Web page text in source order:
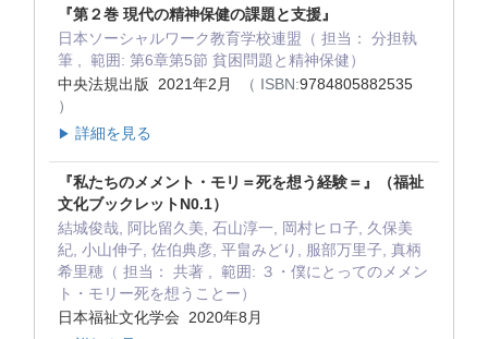
『第２巻 現代の精神保健の課題と支援』
日本ソーシャルワーク教育学校連盟（ 担当： 分担執
筆 , 範囲: 第6章第5節 貧困問題と精神保健）
中央法規出版 2021年2月
（ ISBN:9784805882535
）
▶ 詳細を見る
『私たちのメメント・モリ＝死を想う経験＝』（福祉
文化ブックレットN0.1）
結城俊哉, 阿比留久美, 石山淳一, 岡村ヒロ子, 久保美
紀, 小山伸子, 佐伯典彦, 平畠みどり, 服部万里子, 真柄
希里穂（ 担当： 共著 , 範囲: ３・僕にとってのメメン
ト・モリー死を想うことー）
日本福祉文化学会 2020年8月